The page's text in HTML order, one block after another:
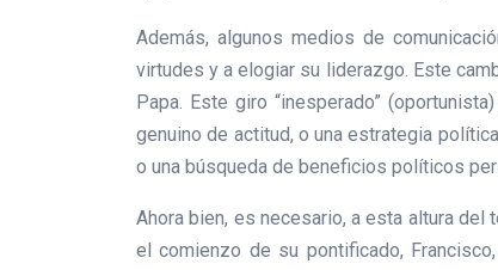
Además, algunos medios de
virtudes y a elogiar su liderazgo. Este
Papa. Este giro “inesperado”
genuino de actitud, o una estrategia
o una búsqueda de beneficios políticos
Ahora bien, es necesario, a esta altura
el comienzo de su pontificado,